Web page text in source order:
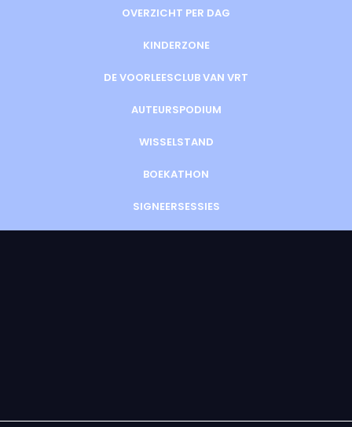
OVERZICHT PER DAG
KINDERZONE
DE VOORLEESCLUB VAN VRT
AUTEURSPODIUM
WISSELSTAND
BOEKATHON
SIGNEERSESSIES